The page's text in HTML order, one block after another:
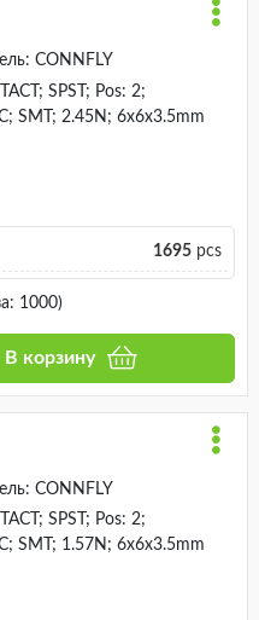
CONNFLY
SPST; Pos: 2;
SMT; 2.45N; 6x6x3.5mm
1695pcs
1000)
В корзину
CONNFLY
SPST; Pos: 2;
SMT; 1.57N; 6x6x3.5mm